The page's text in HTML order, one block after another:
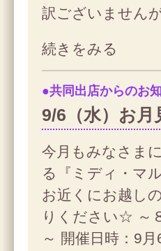
訳ございません
続きをみる
●共同出店からのお
9/6（水）お月
今月もみなさま
る『ミディ・マ
お近くにお越し
りください☆ ～
～ 開催日時：9